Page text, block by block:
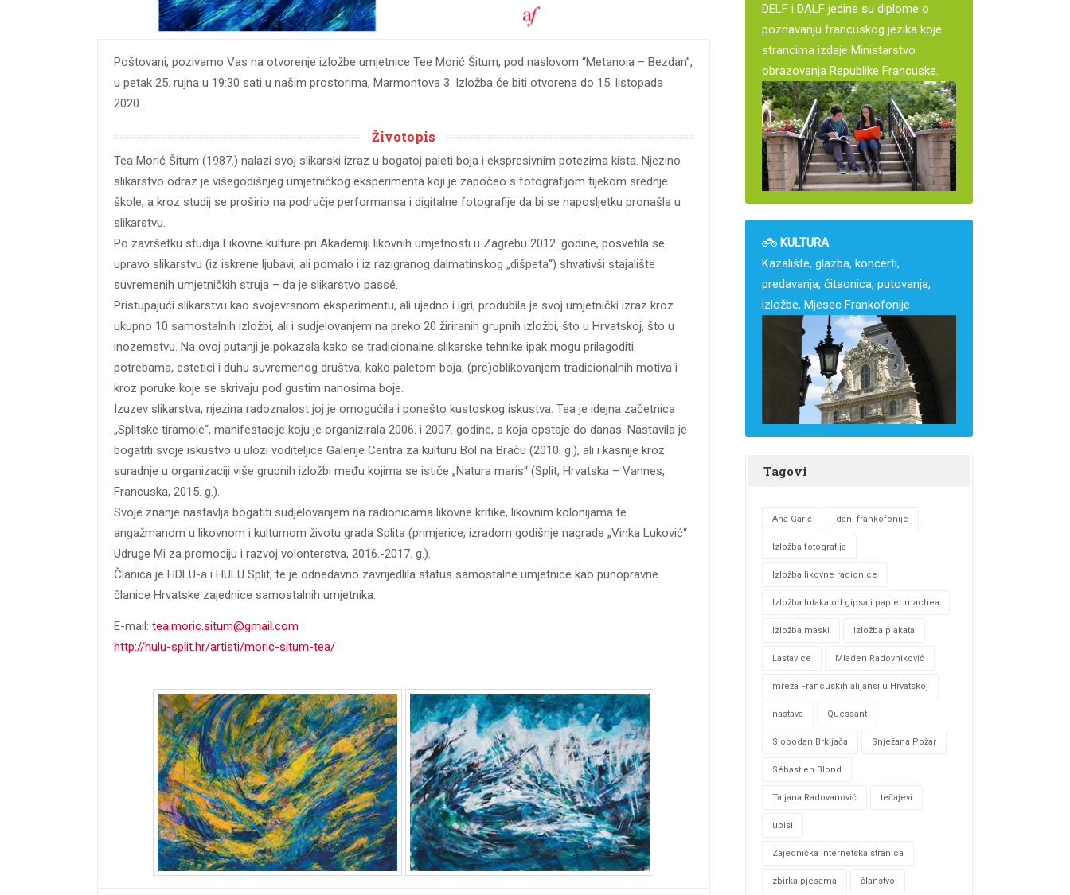
Poštovani, pozivamo Vas na otvorenje izložbe umjetnice Tee Morić Šitum, pod naslovom “Metanoia – Bezdan”,
u petak 25. rujna u 19:30 sati u našim prostorima, Marmontova 3. Izložba će biti otvorena do 15. listopada
2020.
Životopis
Tea Morić Šitum (1987.) nalazi svoj slikarski izraz u bogatoj paleti boja i ekspresivnim potezima kista. Njezino
slikarstvo odraz je višegodišnjeg umjetničkog eksperimenta koji je započeo s fotografijom tijekom srednje
škole, a kroz studij se proširio na područje performansa i digitalne fotografije da bi se naposljetku pronašla u
slikarstvu.
Po završetku studija Likovne kulture pri Akademiji likovnih umjetnosti u Zagrebu 2012. godine, posvetila se
upravo slikarstvu (iz iskrene ljubavi, ali pomalo i iz razigranog dalmatinskog „dišpeta“) shvativši stajalište
suvremenih umjetničkih struja – da je slikarstvo passé.
Pristupajući slikarstvu kao svojevrsnom eksperimentu, ali ujedno i igri, produbila je svoj umjetnički izraz kroz
ukupno 10 samostalnih izložbi, ali i sudjelovanjem na preko 20 žiriranih grupnih izložbi, što u Hrvatskoj, što u
inozemstvu. Na ovoj putanji je pokazala kako se tradicionalne slikarske tehnike ipak mogu prilagoditi
potrebama, estetici i duhu suvremenog društva, kako paletom boja, (pre)oblikovanjem tradicionalnih motiva i
kroz poruke koje se skrivaju pod gustim nanosima boje.
Izuzev slikarstva, njezina radoznalost joj je omogućila i ponešto kustoskog iskustva. Tea je idejna začetnica
„Splitske tiramole“, manifestacije koju je organizirala 2006. i 2007. godine, a koja opstaje do danas. Nastavila je
bogatiti svoje iskustvo u ulozi voditeljice Galerije Centra za kulturu Bol na Braču (2010. g.), ali i kasnije kroz
suradnje u organizaciji više grupnih izložbi među kojima se ističe „Natura maris“ (Split, Hrvatska – Vannes,
Francuska, 2015. g.).
Svoje znanje nastavlja bogatiti sudjelovanjem na radionicama likovne kritike, likovnim kolonijama te
angažmanom u likovnom i kulturnom životu grada Splita (primjerice, izradom godišnje nagrade „Vinka Luković“
Udruge Mi za promociju i razvoj volonterstva, 2016.-2017. g.).
Članica je HDLU-a i HULU Split, te je odnedavno zavrijedlila status samostalne umjetnice kao punopravne
članice Hrvatske zajednice samostalnih umjetnika.
E-mail: tea.moric.situm@gmail.com
http://hulu-split.hr/artisti/moric-situm-tea/
DELF i DALF jedine su diplome o
poznavanju francuskog jezika koje
strancima izdaje Ministarstvo
obrazovanja Republike Francuske.
KULTURA
Kazalište, glazba, koncerti,
predavanja, čitaonica, putovanja,
izložbe, Mjesec Frankofonije
Tagovi
Ana Garić dani frankofonije
Izložba fotografija
Izložba likovne radionice
Izložba lutaka od gipsa i papier machea
Izložba maski Izložba plakata
Lastavice Mladen Radovniković
mreža Francuskih alijansi u Hrvatskoj
nastava Quessant
Slobodan Brkljača Snježana Požar
Sébastien Blond
Tatjana Radovanović tečajevi
upisi
Zajednička internetska stranica
zbirka pjesama članstvo